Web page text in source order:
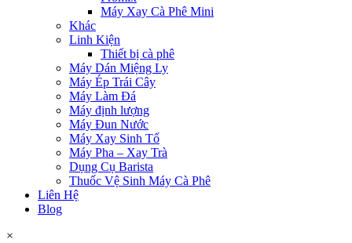
Máy Xay Cà Phê Mini
Khác
Linh Kiện
Thiết bị cà phê
Máy Dán Miệng Ly
Máy Ép Trái Cây
Máy Làm Đá
Máy định lượng
Máy Đun Nước
Máy Xay Sinh Tố
Máy Pha – Xay Trà
Dụng Cụ Barista
Thuốc Vệ Sinh Máy Cà Phê
Liên Hệ
Blog
×